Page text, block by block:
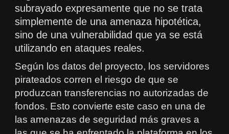
subrayado expresamente que no se trata
simplemente de una amenaza hipotética,
sino de una vulnerabilidad que ya se está
utilizando en ataques reales.
Según los datos del proyecto, los servidores
pirateados corren el riesgo de que se
produzcan transferencias no autorizadas de
fondos. Esto convierte este caso en una de
las amenazas de seguridad más graves a